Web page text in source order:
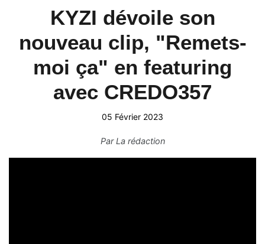
KYZI dévoile son
nouveau clip, "Remets-
moi ça" en featuring
avec CREDO357
05 Février 2023
ParLa rédaction